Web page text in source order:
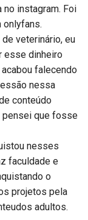
instagram. Foi
onlyfans.
veterinário, eu
esse dinheiro
falecendo
nessa
conteúdo
pensei que fosse
nesses
faculdade e
o
projetos pela
adultos.